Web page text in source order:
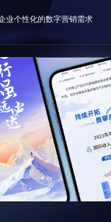
业个性化的数字营销需求